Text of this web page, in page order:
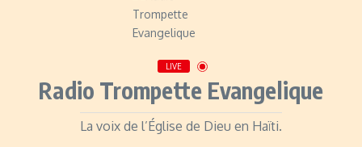
LIVE
Radio Trompette Evangelique
La voix de l’Église de Dieu en Haïti.